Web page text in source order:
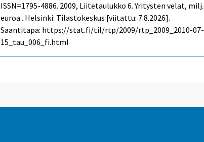
ISSN=1795-4886. 2009, Liitetaulukko 6. Yritysten velat, milj.
euroa . Helsinki: Tilastokeskus [viitattu: 7.8.2026].
Saantitapa: https://stat.fi/til/rtp/2009/rtp_2009_2010-07-
15_tau_006_fi.html